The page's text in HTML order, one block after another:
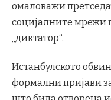
омаловажи
социјалните мрежи
„диктатор“.
Истанбулското
формални пријави